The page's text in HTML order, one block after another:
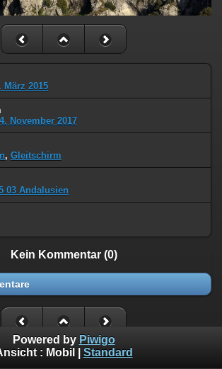
März 2015
November 2017
, Gleitschirm
03 Andalusien
Kein Kommentar (0)
Powered by Piwigo
: Mobil Standard